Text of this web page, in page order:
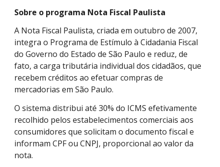
Sobre o programa Nota Fiscal Paulista
A Nota Fiscal Paulista, criada em outubro de 2007,
integra o Programa de Estímulo à Cidadania Fiscal
do Governo do Estado de São Paulo e reduz, de
fato, a carga tributária individual dos cidadãos, que
recebem créditos ao efetuar compras de
mercadorias em São Paulo.
O sistema distribui até 30% do ICMS efetivamente
recolhido pelos estabelecimentos comerciais aos
consumidores que solicitam o documento fiscal e
informam CPF ou CNPJ, proporcional ao valor da
nota.